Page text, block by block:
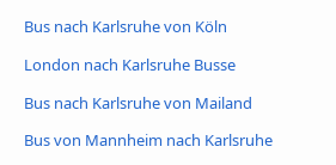
Bus nach Karlsruhe von Köln
London nach Karlsruhe Busse
Bus nach Karlsruhe von Mailand
Bus von Mannheim nach Karlsruhe